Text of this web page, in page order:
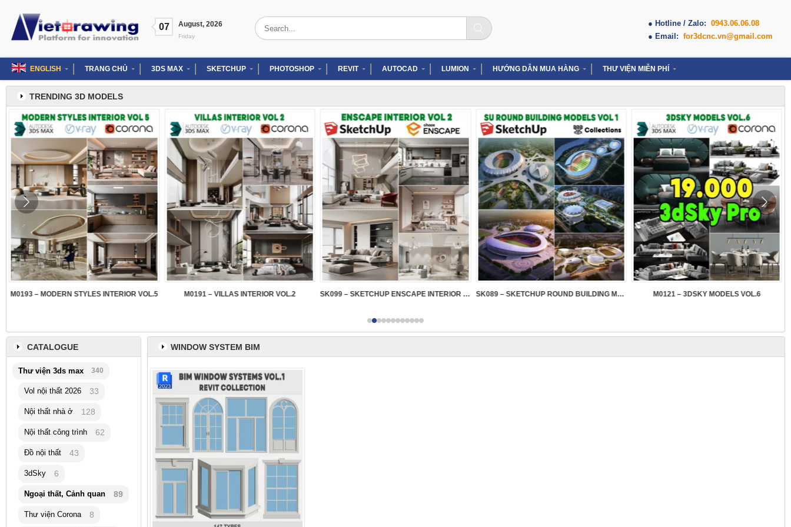
content
07 August, 2026
Friday
Search
for:
● Hotline / Zalo: 0943.06.06.08
● Email: for3dcnc.vn@gmail.com
ENGLISH TRANG CHỦ 3DS MAX SKETCHUP PHOTOSHOP REVIT AUTOCAD LUMION HƯỚNG DẪN MUA HÀNG THƯ VIỆN MIỄN PHÍ
TRENDING 3D MODELS
M0193 – MODERN STYLES INTERIOR VOL.5 M0191 – VILLAS INTERIOR VOL.2 SK099 – SKETCHUP ENSCAPE INTERIOR VOL.2 SK089 – SKETCHUP ROUND BUILDING MODELS M0121 – 3DSKY MODELS VOL.6
WINDOW SYSTEM BIM
CATALOGUE
Thư viện 3ds max 340
Vol nội thất 2026 33
Nội thất nhà ở 128
Nội thất công trình 62
Đồ nội thất 43
3dSky 6
Ngoại thất, Cảnh quan 89
Thư viện Corona 8